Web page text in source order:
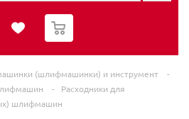
0
(шлифмашинки) и инструмент
-
-
Расходники для
шлифмашин